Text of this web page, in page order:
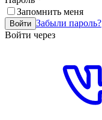
Запомнить меня
Войти Забыли пароль?
Войти через